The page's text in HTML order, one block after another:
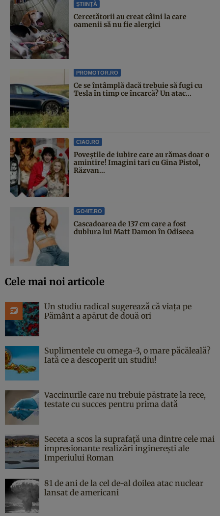
ȘTIINȚĂ
Cercetătorii au creat câini la care
oamenii să nu fie alergici
PROMOTOR.RO
Ce se întâmplă dacă trebuie să fugi cu
Tesla în timp ce încarcă? Un atac...
CIAO.RO
Poveştile de iubire care au rămas doar o
amintire! Imagini tari cu Gina Pistol,
Răzvan...
GO4IT.RO
Cascadoarea de 137 cm care a fost
dublura lui Matt Damon în Odiseea
Cele mai noi articole
Un studiu radical sugerează că viața pe
Pământ a apărut de două ori
Suplimentele cu omega-3, o mare păcăleală?
Iată ce a descoperit un studiu!
Vaccinurile care nu trebuie păstrate la rece,
testate cu succes pentru prima dată
Seceta a scos la suprafață una dintre cele mai
impresionante realizări inginerești ale
Imperiului Roman
81 de ani de la cel de-al doilea atac nuclear
lansat de americani